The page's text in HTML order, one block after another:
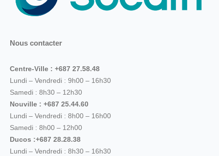
Nous contacter
Centre-Ville : +687 27.58.48
Lundi – Vendredi : 9h00 – 16h30
Samedi : 8h30 – 12h30
Nouville : +687 25.44.60
Lundi – Vendredi : 8h00 – 16h00
Samedi : 8h00 – 12h00
Ducos :+687 28.28.38
Lundi – Vendredi : 8h30 – 16h30